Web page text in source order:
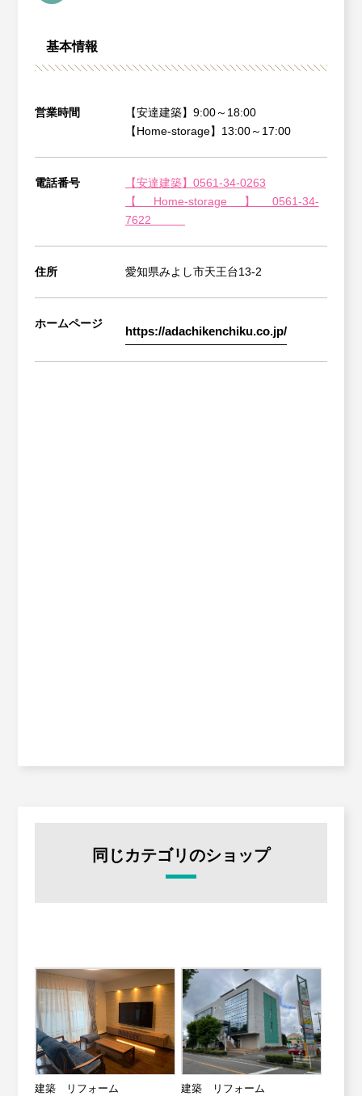
基本情報
営業時間
【安達建築】9:00～18:00
【Home-storage】13:00～17:00
電話番号
【安達建築】0561-34-0263
【Home-storage】0561-34-
7622
住所 愛知県みよし市天王台13-2
ホームページ
https://adachikenchiku.co.jp/
同じカテゴリのショップ
建築 リフォーム 建築 リフォーム